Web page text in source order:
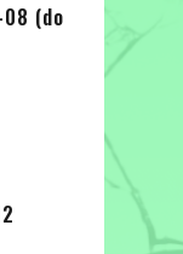
08 (do